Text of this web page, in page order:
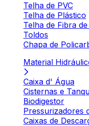
Telha de PVC
Telha de Plástico
Telha de Fibra
Toldos
Chapa de
Material
Caixa d' Água
Cisternas e
Biodigestor
Pressurizadores
Caixas de